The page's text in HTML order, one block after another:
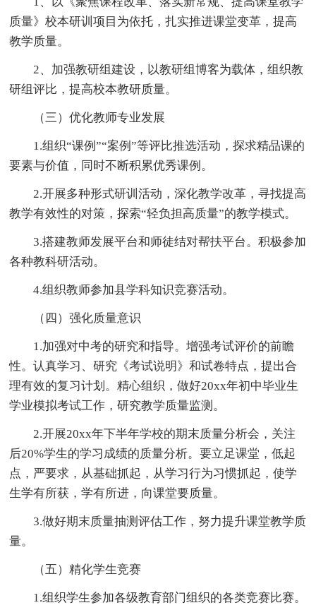
质量》校本研训项目为依托，扎实推进课堂变革，提高
教学质量。
2、加强教研组建设，以教研组博客为载体，组织教
研组评比，提高校本教研质量。
（三）优化教师专业发展
1.组织“课例”“案例”等评比推选活动，探求精品课的
要素与价值，同时不断积累优秀课例。
2.开展多种形式研训活动，深化教学改革，寻找提高
教学有效性的对策，探索“轻负担高质量”的教学模式。
3.搭建教师发展平台和师徒结对帮扶平台。积极参加
各种教科研活动。
4.组织教师参加县学科知识竞赛活动。
（四）强化质量意识
1.加强对中考的研究和指导。增强考试评价的前瞻
性。认真学习、研究《考试说明》和试卷特点，提出合
理有效的复习计划。精心组织，做好20xx年初中毕业生
学业模拟考试工作，研究教学质量监测。
2.开展20xx年下半年学校的期末质量分析会，关注
后20%学生的学习成绩的质量分析。要立足课堂，低起
点，严要求，从基础抓起，从学习行为习惯抓起，使学
生学有所获，学有所进，向课堂要质量。
3.做好期末质量抽测评估工作，努力提升课堂教学质
量。
（五）精化学生竞赛
1.组织学生参加各级教育部门组织的各类竞赛比赛。